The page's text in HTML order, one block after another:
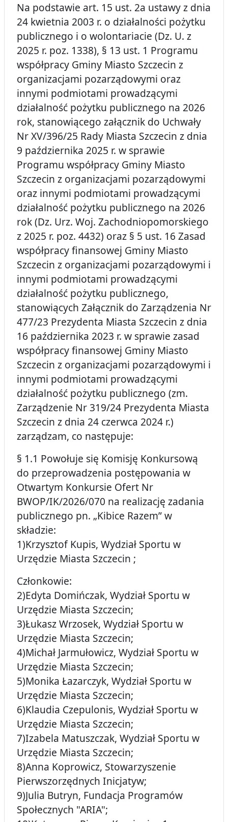
Na podstawie art. 15 ust. 2a ustawy z dnia
24 kwietnia 2003 r. o działalności pożytku
publicznego i o wolontariacie (Dz. U. z
2025 r. poz. 1338), § 13 ust. 1 Programu
współpracy Gminy Miasto Szczecin z
organizacjami pozarządowymi oraz
innymi podmiotami prowadzącymi
działalność pożytku publicznego na 2026
rok, stanowiącego załącznik do Uchwały
Nr XV/396/25 Rady Miasta Szczecin z dnia
9 października 2025 r. w sprawie
Programu współpracy Gminy Miasto
Szczecin z organizacjami pozarządowymi
oraz innymi podmiotami prowadzącymi
działalność pożytku publicznego na 2026
rok (Dz. Urz. Woj. Zachodniopomorskiego
z 2025 r. poz. 4432) oraz § 5 ust. 16 Zasad
współpracy finansowej Gminy Miasto
Szczecin z organizacjami pozarządowymi i
innymi podmiotami prowadzącymi
działalność pożytku publicznego,
stanowiących Załącznik do Zarządzenia Nr
477/23 Prezydenta Miasta Szczecin z dnia
16 października 2023 r. w sprawie zasad
współpracy finansowej Gminy Miasto
Szczecin z organizacjami pozarządowymi i
innymi podmiotami prowadzącymi
działalność pożytku publicznego (zm.
Zarządzenie Nr 319/24 Prezydenta Miasta
Szczecin z dnia 24 czerwca 2024 r.)
zarządzam, co następuje:
§ 1.1 Powołuje się Komisję Konkursową
do przeprowadzenia postępowania w
Otwartym Konkursie Ofert Nr
BWOP/IK/2026/070 na realizację zadania
publicznego pn. „Kibice Razem” w
składzie:
1)Krzysztof Kupis, Wydział Sportu w
Urzędzie Miasta Szczecin ;
Członkowie:
2)Edyta Domińczak, Wydział Sportu w
Urzędzie Miasta Szczecin;
3)Łukasz Wrzosek, Wydział Sportu w
Urzędzie Miasta Szczecin;
4)Michał Jarmułowicz, Wydział Sportu w
Urzędzie Miasta Szczecin;
5)Monika Łazarczyk, Wydział Sportu w
Urzędzie Miasta Szczecin;
6)Klaudia Czepulonis, Wydział Sportu w
Urzędzie Miasta Szczecin;
7)Izabela Matuszczak, Wydział Sportu w
Urzędzie Miasta Szczecin;
8)Anna Koprowicz, Stowarzyszenie
Pierwszorzędnych Inicjatyw;
9)Julia Butryn, Fundacja Programów
Społecznych "ARIA";